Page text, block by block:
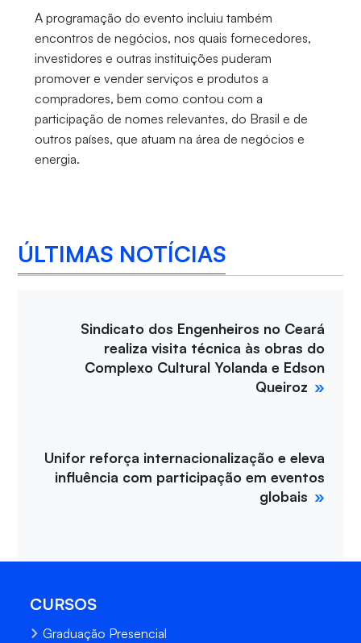
A programação do evento incluiu também
encontros de negócios, nos quais fornecedores,
investidores e outras instituições puderam
promover e vender serviços e produtos a
compradores, bem como contou com a
participação de nomes relevantes, do Brasil e de
outros países, que atuam na área de negócios e
energia.
ÚLTIMAS NOTÍCIAS
Sindicato dos Engenheiros no Ceará
realiza visita técnica às obras do
Complexo Cultural Yolanda e Edson
Queiroz
Unifor reforça internacionalização e eleva
influência com participação em eventos
globais
CURSOS
Graduação Presencial